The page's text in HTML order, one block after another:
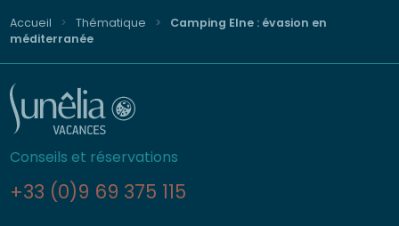
Accueil Thématique
Camping Elne : évasion en
méditerranée
Conseils et réservations
+33 (0)9 69 375 115